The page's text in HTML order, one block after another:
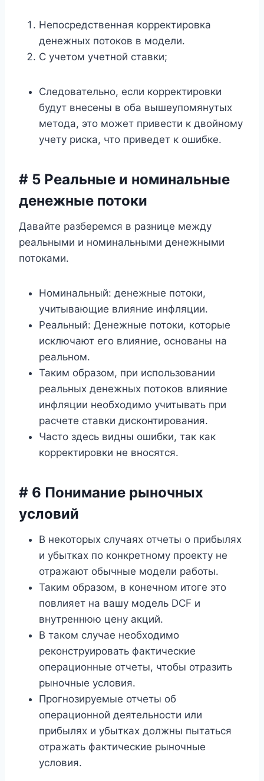
Непосредственная корректировка
денежных потоков в модели.
С учетом учетной ставки;
Следовательно, если корректировки
будут внесены в оба вышеупомянутых
метода, это может привести к двойному
учету риска, что приведет к ошибке.
# 5 Реальные и номинальные
денежные потоки
Давайте разберемся в разнице между
реальными и номинальными денежными
потоками.
Номинальный: денежные потоки,
учитывающие влияние инфляции.
Реальный: Денежные потоки, которые
исключают его влияние, основаны на
реальном.
Таким образом, при использовании
реальных денежных потоков влияние
инфляции необходимо учитывать при
расчете ставки дисконтирования.
Часто здесь видны ошибки, так как
корректировки не вносятся.
# 6 Понимание рыночных
условий
В некоторых случаях отчеты о прибылях
и убытках по конкретному проекту не
отражают обычные модели работы.
Таким образом, в конечном итоге это
повлияет на вашу модель DCF и
внутреннюю цену акций.
В таком случае необходимо
реконструировать фактические
операционные отчеты, чтобы отразить
рыночные условия.
Прогнозируемые отчеты об
операционной деятельности или
прибылях и убытках должны пытаться
отражать фактические рыночные
условия.